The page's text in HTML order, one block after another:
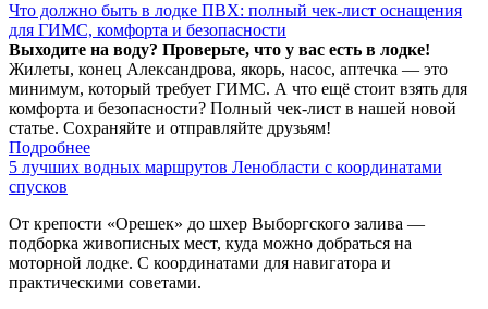
Что должно быть в лодке ПВХ: полный чек-лист оснащения
для ГИМС, комфорта и безопасности
Выходите на воду? Проверьте, что у вас есть в лодке!
Жилеты, конец Александрова, якорь, насос, аптечка — это
минимум, который требует ГИМС. А что ещё стоит взять для
комфорта и безопасности? Полный чек-лист в нашей новой
статье. Сохраняйте и отправляйте друзьям!
Подробнее
5 лучших водных маршрутов Ленобласти с координатами
спусков
От крепости «Орешек» до шхер Выборгского залива —
подборка живописных мест, куда можно добраться на
моторной лодке. С координатами для навигатора и
практическими советами.